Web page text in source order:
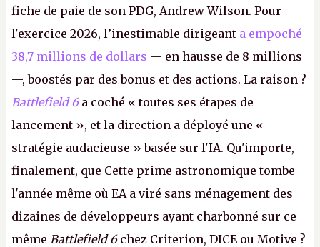
fiche de paie de son PDG, Andrew Wilson. Pour
l'exercice 2026, l’inestimable dirigeant a empoché
38,7 millions de dollars — en hausse de 8 millions
—, boostés par des bonus et des actions. La raison ?
Battlefield 6 a coché « toutes ses étapes de
lancement », et la direction a déployé une «
stratégie audacieuse » basée sur l'IA. Qu'importe,
finalement, que Cette prime astronomique tombe
l'année même où EA a viré sans ménagement des
dizaines de développeurs ayant charbonné sur ce
même Battlefield 6chez Criterion, DICE ou Motive ?